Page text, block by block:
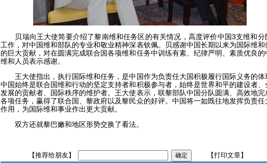
贝瑞向王大使简要介绍了黎南维和任务区的有关情况，高度评价中国3支维和分
工作，对中国维和部队的专业和敬业精神深表钦佩。贝感谢中国长期以来为国际维和
的巨大贡献，对在圆满完成联合国各项维和任务中训练有素、纪律严明、素质优良的
维和人员表示感谢。
王大使指出，执行国际维和任务，是中国作为负责任大国积极履行国际义务的体
中国始终是联合国维和行动的坚定支持者和积极参与者，始终是世界和平的建设者、
发展的贡献者、国际秩序的维护者。王大使表示，联黎部队中国分队圆满、高效地完
各项任务，赢得了联合国、黎政府以及黎民众的好评。中国将一如既往地发挥负责任
作用，为国际维和事业作出更大贡献。
双方还就黎巴嫩和地区形势交换了看法。
【推荐给朋友】 【打印文章】